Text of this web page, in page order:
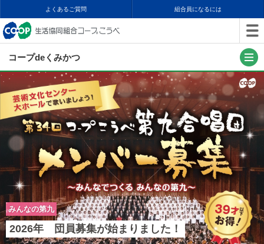
よくあるご質問 組合員になるには
コープdeくみかつ
みんなの第九
2026年 団員募集が始まりました！